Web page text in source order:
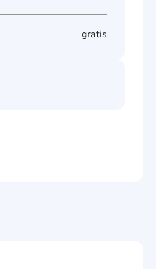
gratis